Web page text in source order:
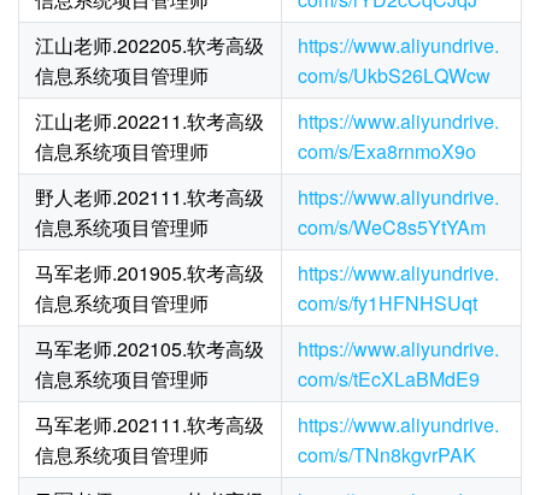
江山老师.202205.软考高级
信息系统项目管理师
https://www.aliyundrive.
com/s/UkbS26LQWcw
江山老师.202211.软考高级
信息系统项目管理师
https://www.aliyundrive.
com/s/Exa8rnmoX9o
野人老师.202111.软考高级
信息系统项目管理师
https://www.aliyundrive.
com/s/WeC8s5YtYAm
马军老师.201905.软考高级
信息系统项目管理师
https://www.aliyundrive.
com/s/fy1HFNHSUqt
马军老师.202105.软考高级
信息系统项目管理师
https://www.aliyundrive.
com/s/tEcXLaBMdE9
马军老师.202111.软考高级
信息系统项目管理师
https://www.aliyundrive.
com/s/TNn8kgvrPAK